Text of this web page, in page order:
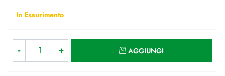
In Esaurimento
AGGIUNGI